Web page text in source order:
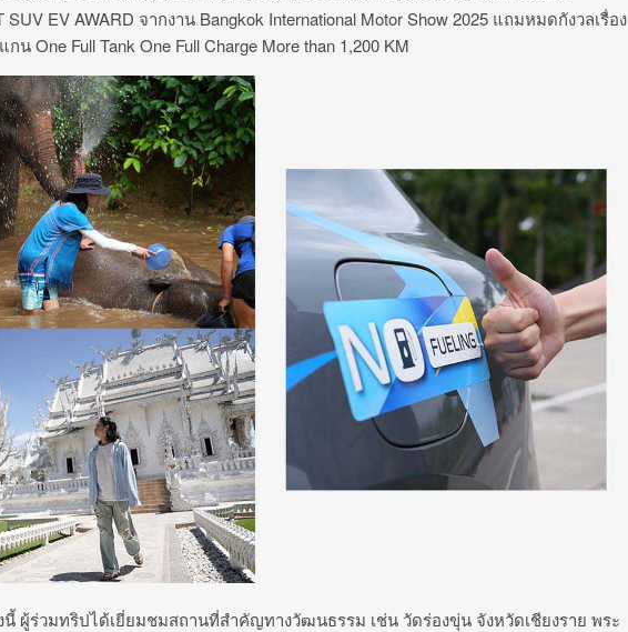
SUV EV AWARD จากงาน Bangkok International Motor Show 2025 แถมหมดกังวลเรื่อง
กนOne Full Tank One Full Charge More than 1,200 KM
นี้ ผู้ร่วมทริปได้เยี่ยมชมสถานที่สำคัญทางวัฒนธรรม เช่น วัดร่องขุ่น จังหวัดเชียงราย พระ